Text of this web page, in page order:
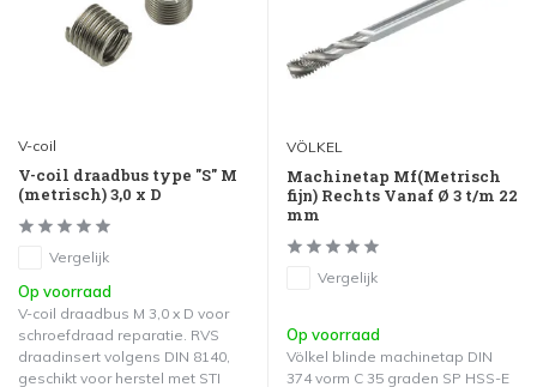
V-coil
V-coil draadbus type "S" M
(metrisch) 3,0 x D
Vergelijk
Op voorraad
V-coil draadbus M 3,0 x D voor
schroefdraad reparatie. RVS
draadinsert volgens DIN 8140,
geschikt voor herstel met STI
VÖLKEL
Machinetap Mf(Metrisch
fijn) Rechts Vanaf Ø 3 t/m 22
mm
Vergelijk
Op voorraad
Völkel blinde machinetap DIN
374 vorm C 35 graden SP HSS-E